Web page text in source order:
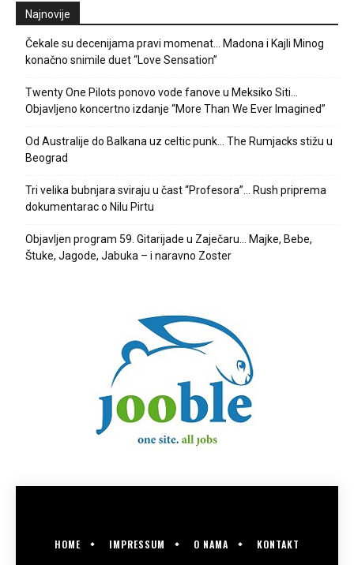
Najnovije
Čekale su decenijama pravi momenat… Madona i Kajli Minog
konačno snimile duet “Love Sensation”
Twenty One Pilots ponovo vode fanove u Meksiko Siti…
Objavljeno koncertno izdanje “More Than We Ever Imagined”
Od Australije do Balkana uz celtic punk… The Rumjacks stižu u
Beograd
Tri velika bubnjara sviraju u čast “Profesora”… Rush priprema
dokumentarac o Nilu Pirtu
Objavljen program 59. Gitarijade u Zaječaru… Majke, Bebe,
Štuke, Jagode, Jabuka – i naravno Zoster
HOME IMPRESSUM O NAMA KONTAKT